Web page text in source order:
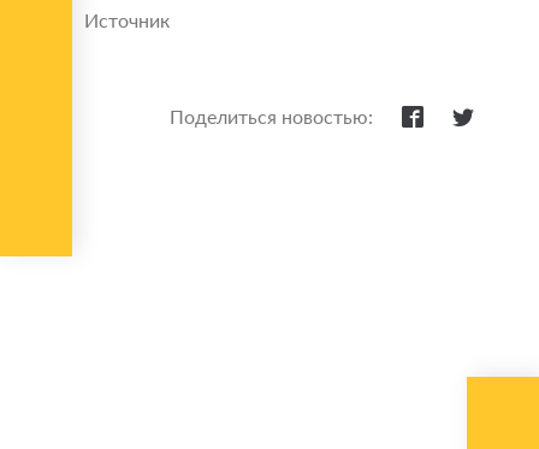
Источник
Поделиться новостью: